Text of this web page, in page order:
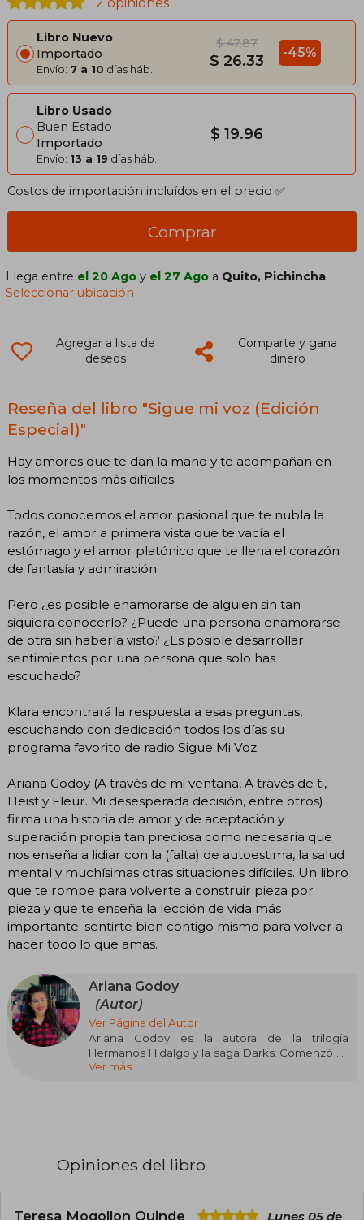
Libro Nuevo
Importado
Envío: 7 a 10 días háb.
$ 47.87
$ 26.33 -45%
Libro Usado
Buen Estado
Importado
Envío: 13 a 19 días háb.
$ 19.96
Costos de importación incluídos en el precio ✅
Comprar
Llega entre el 20 Ago y el 27 Ago a Quito, Pichincha.
Seleccionar ubicación
Agregar a lista de
deseos
Comparte y gana
dinero
Reseña del libro "Sigue mi voz (Edición
Especial)"
Hay amores que te dan la mano y te acompañan en
los momentos más difíciles.
Todos conocemos el amor pasional que te nubla la
razón, el amor a primera vista que te vacía el
estómago y el amor platónico que te llena el corazón
de fantasía y admiración.
Pero ¿es posible enamorarse de alguien sin tan
siquiera conocerlo? ¿Puede una persona enamorarse
de otra sin haberla visto? ¿Es posible desarrollar
sentimientos por una persona que solo has
escuchado?
Klara encontrará la respuesta a esas preguntas,
escuchando con dedicación todos los días su
programa favorito de radio Sigue Mi Voz.
Ariana Godoy (A través de mi ventana, A través de ti,
Heist y Fleur. Mi desesperada decisión, entre otros)
firma una historia de amor y de aceptación y
superación propia tan preciosa como necesaria que
nos enseña a lidiar con la (falta) de autoestima, la salud
mental y muchísimas otras situaciones difíciles. Un libro
que te rompe para volverte a construir pieza por
pieza y que te enseña la lección de vida más
importante: sentirte bien contigo mismo para volver a
hacer todo lo que amas.
Ariana Godoy
(Autor)
Ver Página del Autor
Ariana Godoy es la autora de la trilogía
Hermanos Hidalgo y la saga Darks. Comenzó su
carrera en Wattpad, donde tiene más de dos
Ver más
Opiniones del libro
Teresa Mogollon Quinde Lunes 05 de